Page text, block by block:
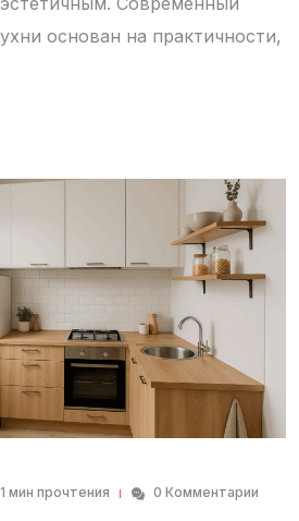
основан на практичности,
1 мин прочтения 0 Комментарии